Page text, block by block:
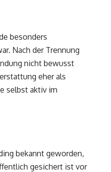
besonders
Nach der Trennung
nicht bewusst
eher als
selbst aktiv im
bekannt geworden,
gesichert ist vor